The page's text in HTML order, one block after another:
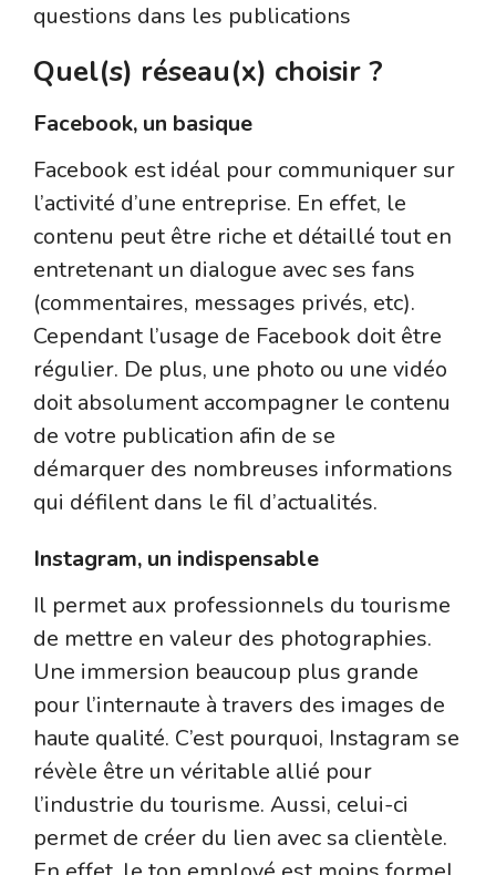
questions dans les publications
Quel(s) réseau(x) choisir ?
Facebook, un basique
Facebook est idéal pour communiquer sur
l’activité d’une entreprise. En effet, le
contenu peut être riche et détaillé tout en
entretenant un dialogue avec ses fans
(commentaires, messages privés, etc).
Cependant l’usage de Facebook doit être
régulier. De plus, une photo ou une vidéo
doit absolument accompagner le contenu
de votre publication afin de se
démarquer des nombreuses informations
qui défilent dans le fil d’actualités.
Instagram, un indispensable
Il permet aux professionnels du tourisme
de mettre en valeur des photographies.
Une immersion beaucoup plus grande
pour l’internaute à travers des images de
haute qualité. C’est pourquoi, Instagram se
révèle être un véritable allié pour
l’industrie du tourisme. Aussi, celui-ci
permet de créer du lien avec sa clientèle.